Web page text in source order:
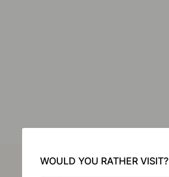
WOULD YOU RATHER VISIT?